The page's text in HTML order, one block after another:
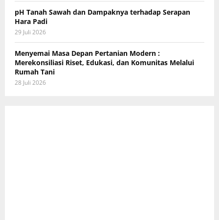
pH Tanah Sawah dan Dampaknya terhadap Serapan
Hara Padi
29 Juli 2026
Menyemai Masa Depan Pertanian Modern :
Merekonsiliasi Riset, Edukasi, dan Komunitas Melalui
Rumah Tani
28 Juli 2026